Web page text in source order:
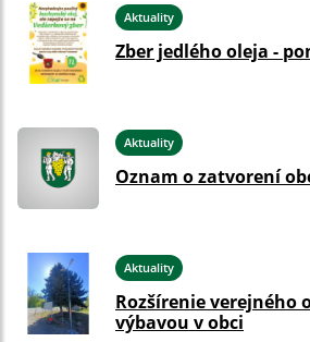
Aktuality
Zber jedlého oleja -
Aktuality
Oznam o zatvorení
Aktuality
Rozšírenie verejného
výbavou v obci